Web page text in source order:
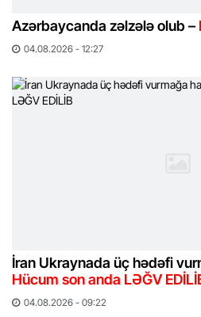
Azərbaycanda zəlzələ olub –
04.08.2026 - 12:27
İran Ukraynada üç hədəfi
Hücum son anda LƏĞV
04.08.2026 - 09:22